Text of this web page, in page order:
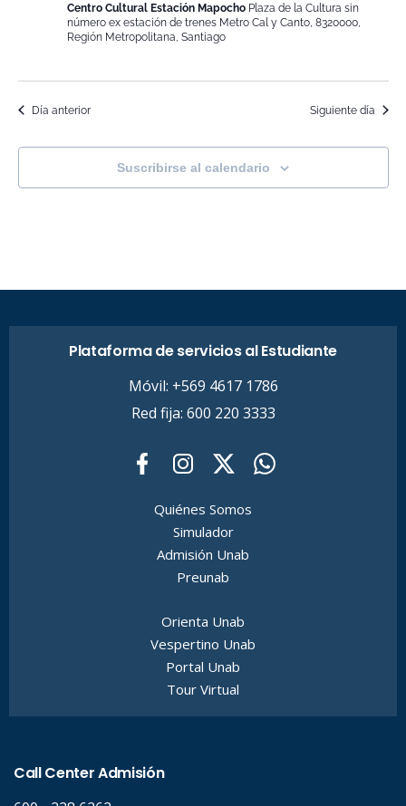
vistas
Centro Cultural Estación Mapocho Plaza de la Cultura sin
número ex estación de trenes Metro Cal y Canto, 8320000,
Región Metropolitana, Santiago
Día anterior Siguiente día
Suscribirse al calendario